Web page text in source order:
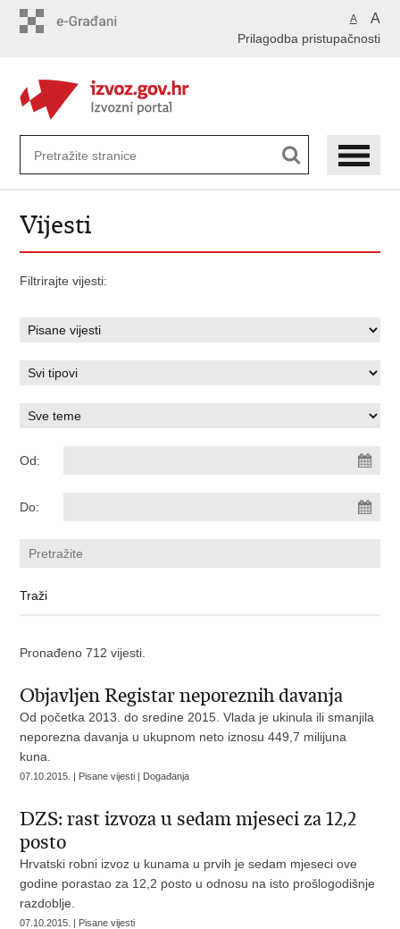
A A
Prilagodba pristupačnosti
Vijesti
Filtrirajte vijesti:
Od:
Do:
Pronađeno 712 vijesti.
Objavljen Registar neporeznih davanja
Od početka 2013. do sredine 2015. Vlada je ukinula ili smanjila
neporezna davanja u ukupnom neto iznosu 449,7 milijuna
kuna.
07.10.2015. | Pisane vijesti | Događanja
DZS: rast izvoza u sedam mjeseci za 12,2
posto
Hrvatski robni izvoz u kunama u prvih je sedam mjeseci ove
godine porastao za 12,2 posto u odnosu na isto prošlogodišnje
razdoblje.
07.10.2015. | Pisane vijesti